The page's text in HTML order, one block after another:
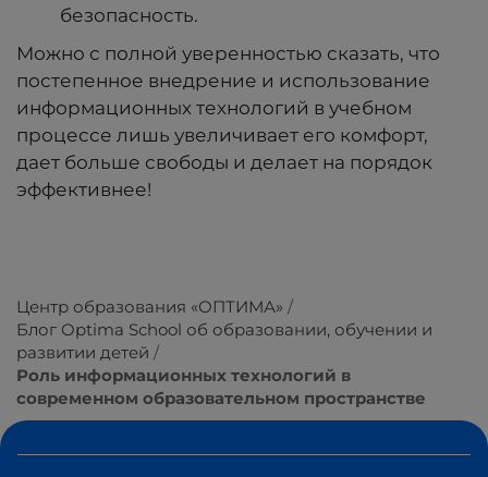
безопасность.
Можно с полной уверенностью сказать, что
постепенное внедрение и использование
информационных технологий в учебном
процессе лишь увеличивает его комфорт,
дает больше свободы и делает на порядок
эффективнее!
Центр образования «ОПТИМА»
Блог Optima School об образовании, обучении и
развитии детей
Роль информационных технологий в
современном образовательном пространстве